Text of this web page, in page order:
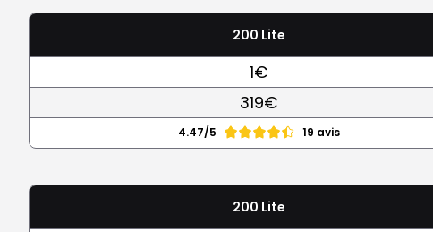
200 Lite
1€
319€
4.47/5 19 avis
200 Lite